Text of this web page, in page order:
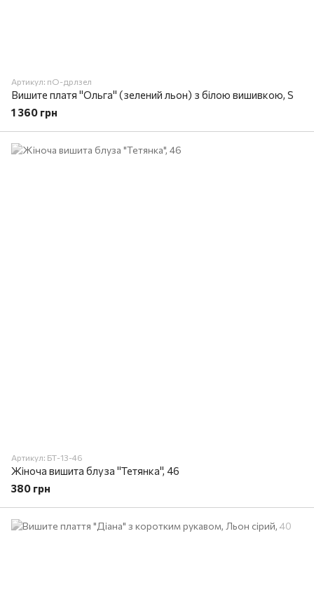
Артикул: пО-дрлзел
Вишите платя "Ольга" (зелений льон) з білою вишивкою, S
1 360 грн
Артикул: БТ-13-46
Жіноча вишита блуза "Тетянка", 46
380 грн